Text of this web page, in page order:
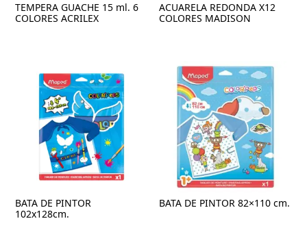
TEMPERA GUACHE 15 ml. 6
COLORES ACRILEX
ACUARELA REDONDA X12
COLORES MADISON
BATA DE PINTOR
102x128cm.
BATA DE PINTOR 82×110 cm.